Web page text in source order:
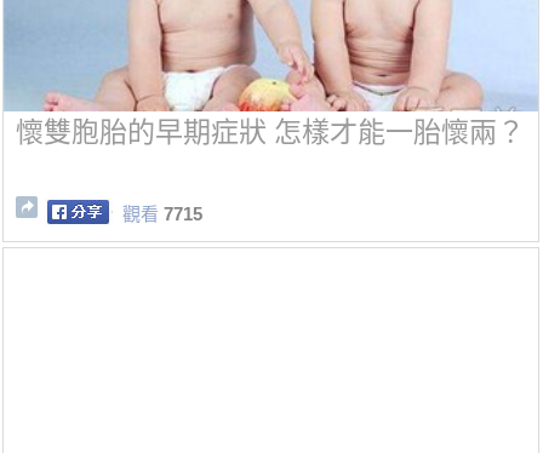
懷雙胞胎的早期症狀 怎樣才能一胎懷兩？
觀看 7715